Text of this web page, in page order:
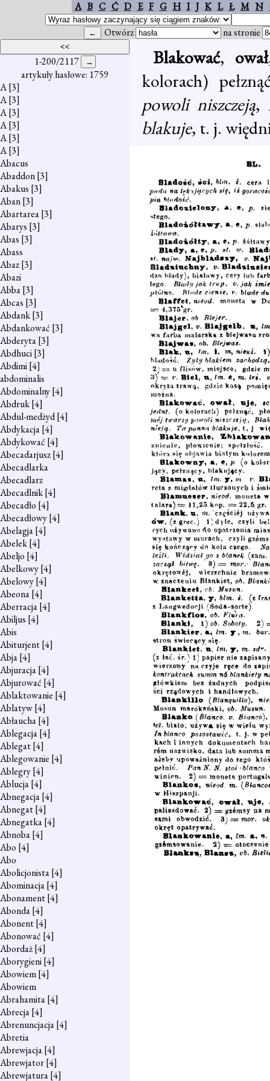
A B C Ć D E F G H I J K L Ł M N
Otwórz na stronie
1-200/2117
artykuły hasłowe: 1759
A[3]
A[3]
A[3]
A[3]
A[3]
A[3]
Abacus
Abaddon[3]
Abakus [3]
Aban[3]
Abartarea[3]
Abarys [3]
Abas [3]
Abass
Abaz[3]
Abazi
Abba[3]
Abcas [3]
Abdank[3]
Abdankować [3]
Abderyta[3]
Abdhuci[3]
Abdimi[4]
abdominalis
Abdominalny[4]
Abdruk[4]
Abdul-medżyd[4]
Abdykacja[4]
Abdykować [4]
Abecadarjusz[4]
Abecadlarka
Abecadlarz
Abecadlnik[4]
Abecadło [4]
Abecadłowy[4]
Abelagja[4]
Abelek[4]
Abeljo [4]
Abelkowy[4]
Abelowy[4]
Abeona[4]
Aberracja[4]
Abiljus [4]
Abis
Abiturjent[4]
Abja[4]
Abjuracja[4]
Abjurować [4]
Ablaktowanie [4]
Ablatyw[4]
Abłaucha[4]
Ablegacja[4]
Ablegat[4]
Ablegowanie [4]
Ablegry[4]
Ablucja[4]
Abnegacja[4]
Abnegat[4]
Abnegatka[4]
Abnoba[4]
Abo [4]
Abo
Abolicjonista[4]
Abominacja[4]
Abonament[4]
Abonda[4]
Abonent[4]
Abonować [4]
Abordaż[4]
Aborygieni[4]
Abowiem[4]
Abowiem
Abrahamita[4]
Abrecja[4]
Abrenuncjacja[4]
Abretia
Abrewjacja[4]
Abrewjator[4]
Abrewjatura[4]
Blakować, ował
kolorach)
powoli niszczeją,
blakuje, t. j.